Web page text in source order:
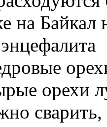
на Байкал
орехи
сварить,